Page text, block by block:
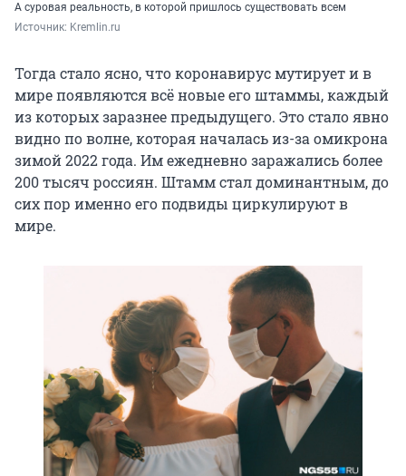
А суровая реальность, в которой пришлось существовать всем
Источник: Kremlin.ru
Тогда стало ясно, что коронавирус мутирует и в
мире появляются всё новые его штаммы, каждый
из которых заразнее предыдущего. Это стало явно
видно по волне, которая началась из-за омикрона
зимой 2022 года. Им ежедневно заражались более
200 тысяч россиян. Штамм стал доминантным, до
сих пор именно его подвиды циркулируют в
мире.